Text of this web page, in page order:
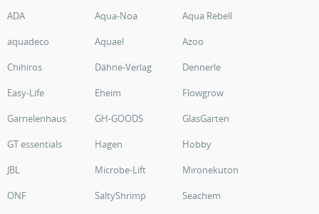
ADA Aqua-Noa
Aqua Rebell
aquadeco
Aquael
Azoo
Chihiros
Dähne-Verlag
Dennerle
Easy-Life
Eheim
Flowgrow
Garnelenhaus
GH-GOODS
GlasGarten
GT essentials
Hagen
Hobby
JBL
Microbe-Lift
Mironekuton
ONF
SaltyShrimp
Seachem